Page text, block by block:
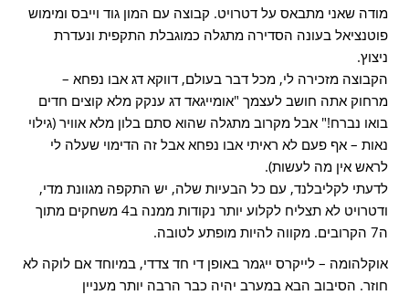
מודה שאני מתבאס על דטרויט. קבוצה עם המון גוד וייבס ומימוש
פוטנציאל בעונה הסדירה מתגלה כמוגבלת התקפית ונעדרת
ניצוץ.
הקבוצה מזכירה לי, מכל דבר בעולם, דווקא דג אבו נפחא –
מרחוק אתה חושב לעצמך "אומייגאד דג ענקק מלא קוצים חדים
בואו נברח!" אבל מקרוב מתגלה שהוא סתם בלון מלא אוויר (גילוי
נאות – אף פעם לא ראיתי אבו נפחא אבל זה הדימוי שעלה לי
לראש אין מה לעשות).
לדעתי לקליבלנד, עם כל הבעיות שלה, יש התקפה מגוונת מדי,
ודטרויט לא תצליח לקלוע יותר נקודות ממנה ב4 משחקים מתוך
ה7 הקרובים. מקווה להיות מופתע לטובה.
אוקלהומה – לייקרס ייגמר באופן די חד צדדי, במיוחד אם לוקה לא
חוזר. הסיבוב הבא במערב יהיה כבר הרבה יותר מעניין